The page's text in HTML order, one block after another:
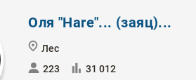
Оля "Hare"... (заяц)...
Лес
223
31 012